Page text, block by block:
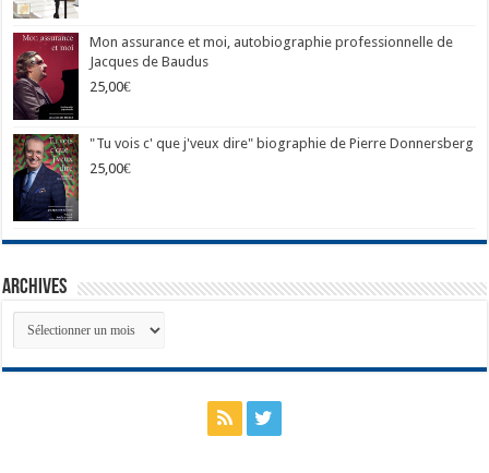
Mon assurance et moi, autobiographie professionnelle de
Jacques de Baudus
25,00€
"Tu vois c' que j'veux dire" biographie de Pierre Donnersberg
25,00€
Archives
Archives